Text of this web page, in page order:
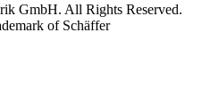
GmbH. All Rights Reserved.
of Schäffer